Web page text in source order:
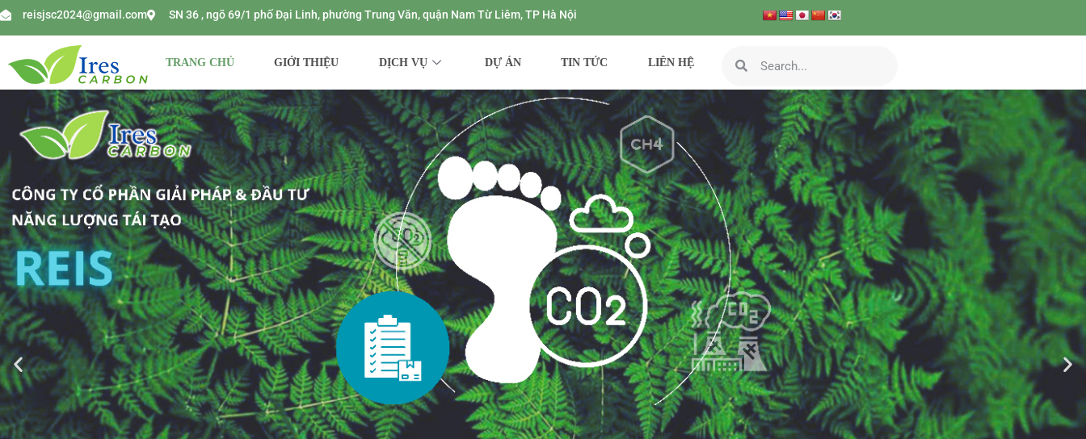
reisjsc2024@gmail.com SN 36 , ngõ 69/1 phố Đại Linh, phường Trung Văn, quận Nam Từ Liêm, TP Hà Nội
TRANG CHỦ GIỚI THIỆU DỊCH VỤ DỰ ÁN TIN TỨC LIÊN HỆ